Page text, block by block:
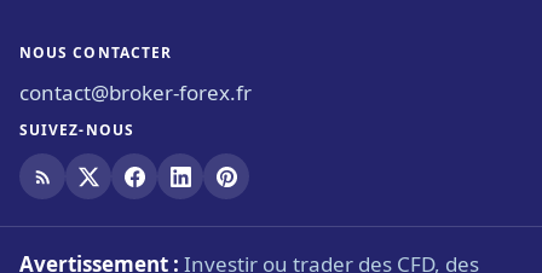
NOUS CONTACTER
contact@broker-forex.fr
SUIVEZ-NOUS
Avertissement : Investir ou trader des CFD, des